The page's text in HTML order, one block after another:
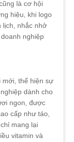
là cơ hội
hiệu, khi logo
lịch, nhắc nhở
nghiệp
mới, thể hiện sự
dành cho
ngon, được
cấp như táo,
mang lại
vitamin và